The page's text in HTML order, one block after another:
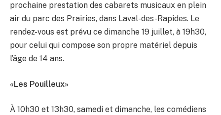
prochaine prestation des cabarets musicaux en plein
air du parc des Prairies, dans Laval-des-Rapides. Le
rendez-vous est prévu ce dimanche 19 juillet, à 19h30,
pour celui qui compose son propre matériel depuis
l’âge de 14 ans.
«Les Pouilleux»
À 10h30 et 13h30, samedi et dimanche, les comédiens